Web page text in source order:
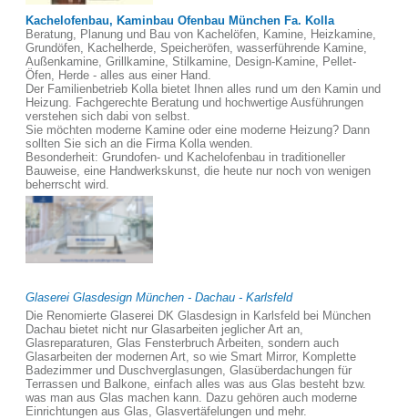
Kachelofenbau, Kaminbau Ofenbau München Fa. Kolla
Beratung, Planung und Bau von Kachelöfen, Kamine, Heizkamine,
Grundöfen, Kachelherde, Speicheröfen, wasserführende Kamine,
Außenkamine, Grillkamine, Stilkamine, Design-Kamine, Pellet-
Öfen, Herde - alles aus einer Hand.
Der Familienbetrieb Kolla bietet Ihnen alles rund um den Kamin und
Heizung. Fachgerechte Beratung und hochwertige Ausführungen
verstehen sich dabi von selbst.
Sie möchten moderne Kamine oder eine moderne Heizung? Dann
sollten Sie sich an die Firma Kolla wenden.
Besonderheit: Grundofen- und Kachelofenbau in traditioneller
Bauweise, eine Handwerkskunst, die heute nur noch von wenigen
beherrscht wird.
Glaserei Glasdesign München - Dachau - Karlsfeld
Die Renomierte Glaserei DK Glasdesign in Karlsfeld bei München
Dachau bietet nicht nur Glasarbeiten jeglicher Art an,
Glasreparaturen, Glas Fensterbruch Arbeiten, sondern auch
Glasarbeiten der modernen Art, so wie Smart Mirror, Komplette
Badezimmer und Duschverglasungen, Glasüberdachungen für
Terrassen und Balkone, einfach alles was aus Glas besteht bzw.
was man aus Glas machen kann. Dazu gehören auch moderne
Einrichtungen aus Glas, Glasvertäfelungen und mehr.